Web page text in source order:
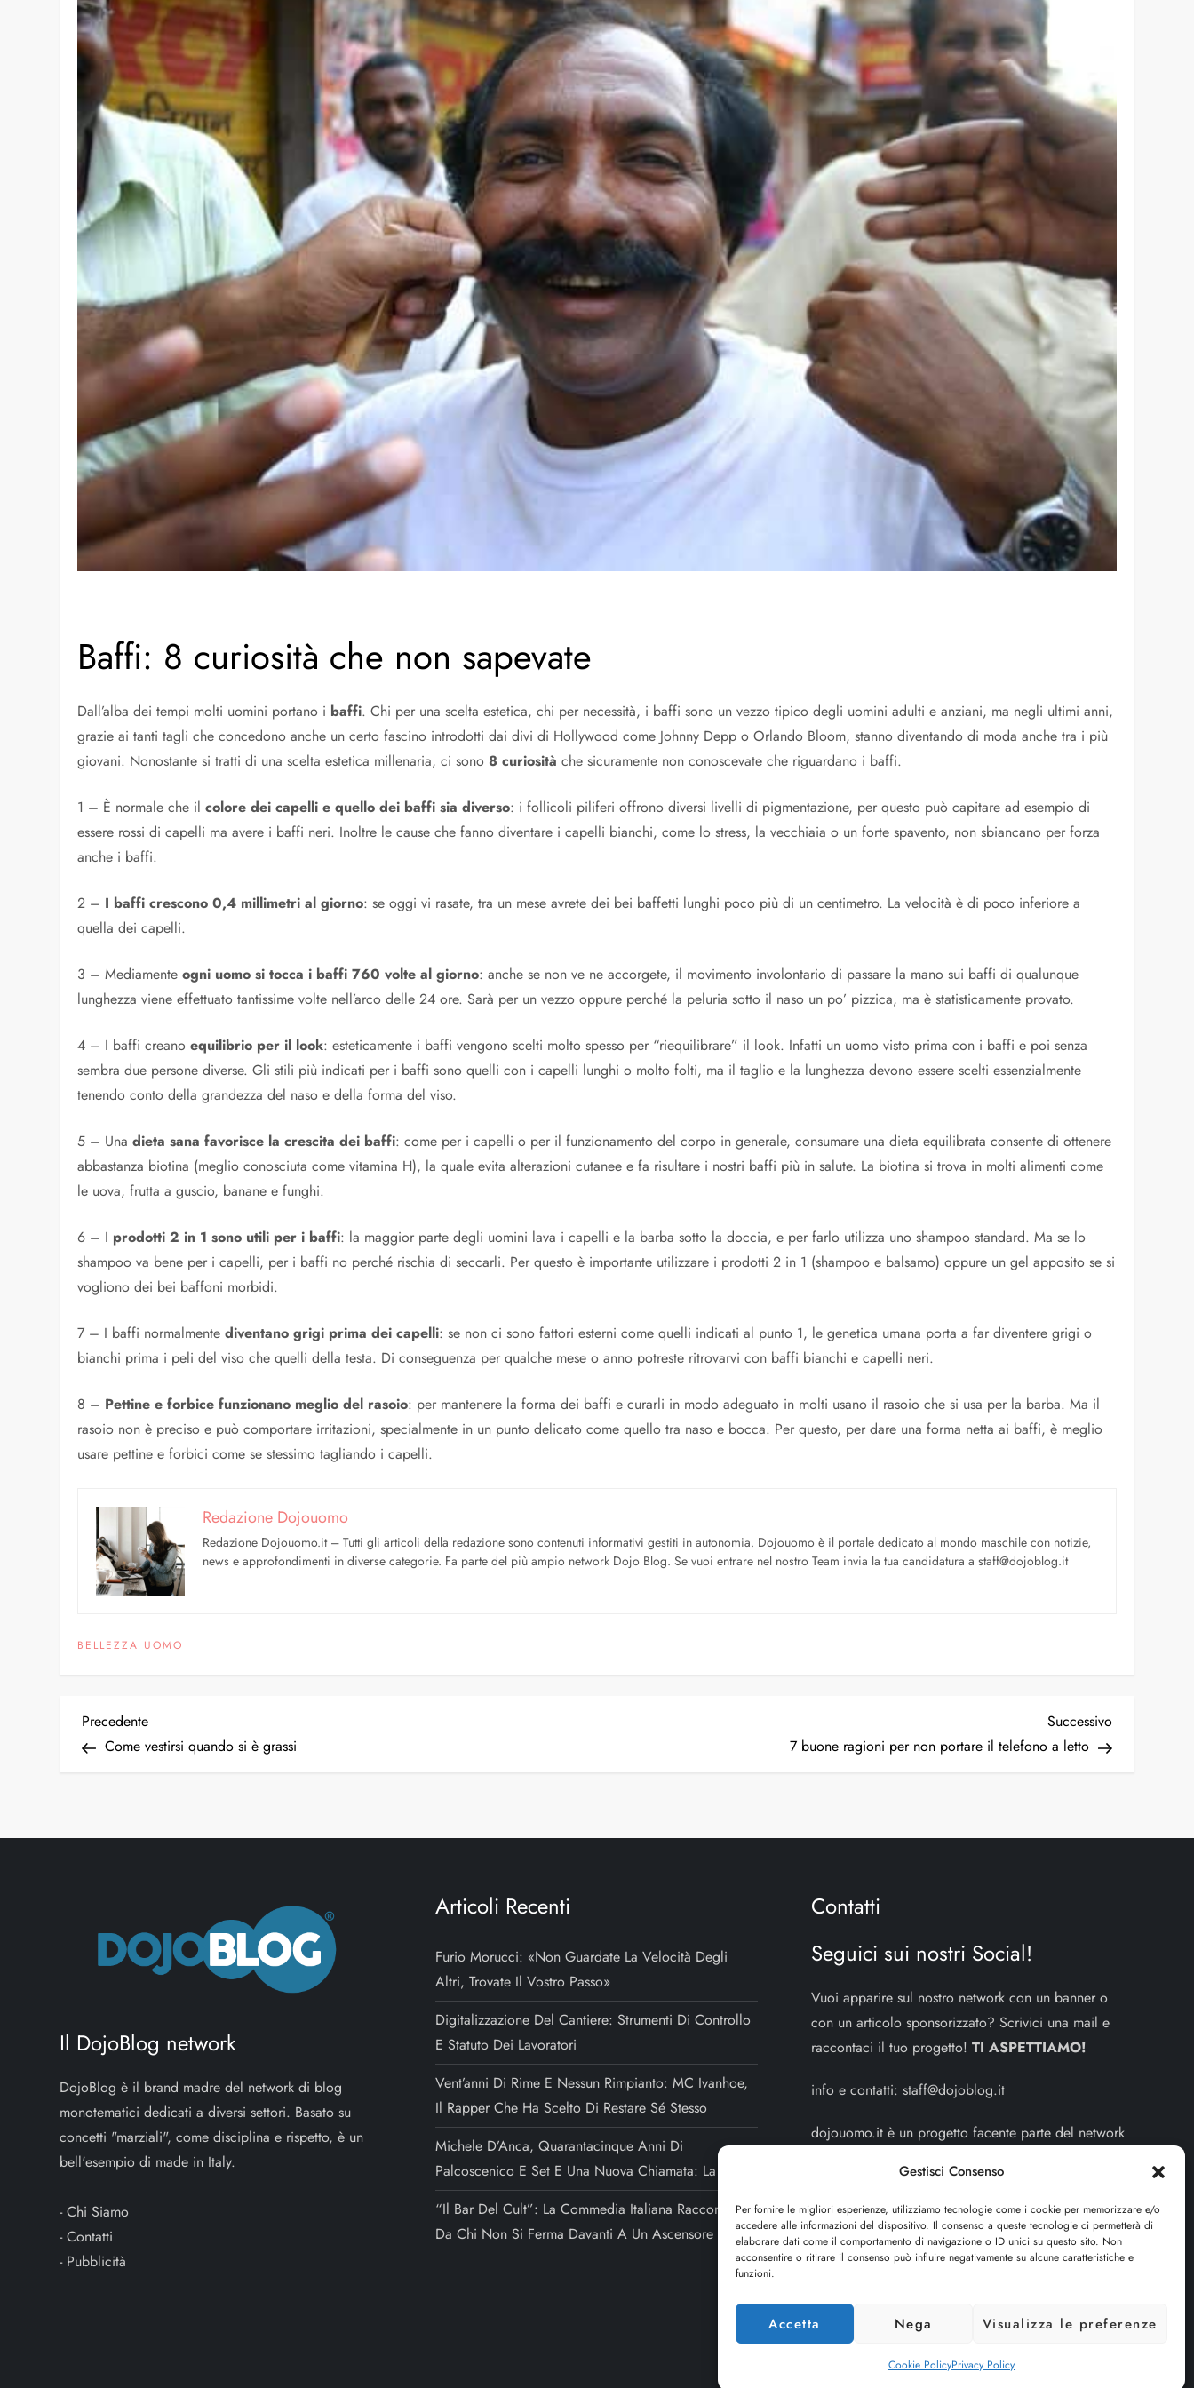
Gestisci Consenso
Per fornire le migliori esperienze, utilizziamo tecnologie come i cookie per memorizzare e/o
accedere alle informazioni del dispositivo. Il consenso a queste tecnologie ci permetterà di
elaborare dati come il comportamento di navigazione o ID unici su questo sito. Non
acconsentire o ritirare il consenso può influire negativamente su alcune caratteristiche e
funzioni.
Accetta Nega Visualizza le preferenze
Cookie PolicyPrivacy Policy
Baffi: 8 curiosità che non sapevate
Dall’alba dei tempi molti uomini portano i baffi. Chi per una scelta estetica, chi per necessità, i baffi sono un vezzo tipico degli uomini adulti e anziani, ma negli ultimi anni,
grazie ai tanti tagli che concedono anche un certo fascino introdotti dai divi di Hollywood come Johnny Depp o Orlando Bloom, stanno diventando di moda anche tra i più
giovani. Nonostante si tratti di una scelta estetica millenaria, ci sono 8 curiosità che sicuramente non conoscevate che riguardano i baffi.
1 – È normale che ilcolore dei capelli e quello dei baffi sia diverso: i follicoli piliferi offrono diversi livelli di pigmentazione, per questo può capitare ad esempio di
essere rossi di capelli ma avere i baffi neri. Inoltre le cause che fanno diventare i capelli bianchi, come lo stress, la vecchiaia o un forte spavento, non sbiancano per forza
anche i baffi.
2 – I baffi crescono 0,4 millimetri al giorno: se oggi vi rasate, tra un mese avrete dei bei baffetti lunghi poco più di un centimetro. La velocità è di poco inferiore a
quella dei capelli.
3 – Mediamenteogni uomo si tocca i baffi 760 volte al giorno: anche se non ve ne accorgete, il movimento involontario di passare la mano sui baffi di qualunque
lunghezza viene effettuato tantissime volte nell’arco delle 24 ore. Sarà per un vezzo oppure perché la peluria sotto il naso un po’ pizzica, ma è statisticamente provato.
4 – I baffi creano equilibrio per il look: esteticamente i baffi vengono scelti molto spesso per “riequilibrare” il look. Infatti un uomo visto prima con i baffi e poi senza
sembra due persone diverse. Gli stili più indicati per i baffi sono quelli con i capelli lunghi o molto folti, ma il taglio e la lunghezza devono essere scelti essenzialmente
tenendo conto della grandezza del naso e della forma del viso.
5 – Unadieta sana favorisce la crescita dei baffi: come per i capelli o per il funzionamento del corpo in generale, consumare una dieta equilibrata consente di ottenere
abbastanza biotina (meglio conosciuta come vitamina H), la quale evita alterazioni cutanee e fa risultare i nostri baffi più in salute. La biotina si trova in molti alimenti come
le uova, frutta a guscio, banane e funghi.
6 – I prodotti 2 in 1 sono utili per i baffi: la maggior parte degli uomini lava i capelli e la barba sotto la doccia, e per farlo utilizza uno shampoo standard. Ma se lo
shampoo va bene per i capelli, per i baffi no perché rischia di seccarli. Per questo è importante utilizzare i prodotti 2 in 1 (shampoo e balsamo) oppure un gel apposito se si
vogliono dei bei baffoni morbidi.
7 – I baffi normalmentediventano grigi prima dei capelli: se non ci sono fattori esterni come quelli indicati al punto 1, le genetica umana porta a far diventere grigi o
bianchi prima i peli del viso che quelli della testa. Di conseguenza per qualche mese o anno potreste ritrovarvi con baffi bianchi e capelli neri.
8 – Pettine e forbice funzionano meglio del rasoio: per mantenere la forma dei baffi e curarli in modo adeguato in molti usano il rasoio che si usa per la barba. Ma il
rasoio non è preciso e può comportare irritazioni, specialmente in un punto delicato come quello tra naso e bocca. Per questo, per dare una forma netta ai baffi, è meglio
usare pettine e forbici come se stessimo tagliando i capelli.
Redazione Dojouomo
Redazione Dojouomo.it – Tutti gli articoli della redazione sono contenuti informativi gestiti in autonomia. Dojouomo è il portale dedicato al mondo maschile con notizie,
news e approfondimenti in diverse categorie. Fa parte del più ampio network Dojo Blog. Se vuoi entrare nel nostro Team invia la tua candidatura a staff@dojoblog.it
BELLEZZA UOMO
Precedente
Come vestirsi quando si è grassi
Successivo
7 buone ragioni per non portare il telefono a letto
Il DojoBlog network
DojoBlog è il brand madre del network di blog
monotematici dedicati a diversi settori. Basato su
concetti "marziali", come disciplina e rispetto, è un
bell'esempio di made in Italy.
-Chi Siamo
-Contatti
- Pubblicità
Articoli Recenti
Furio Morucci: «Non Guardate La Velocità Degli
Altri, Trovate Il Vostro Passo»
Digitalizzazione Del Cantiere: Strumenti Di Controllo
E Statuto Dei Lavoratori
Vent’anni Di Rime E Nessun Rimpianto: MC Ivanhoe,
Il Rapper Che Ha Scelto Di Restare Sé Stesso
Michele D’Anca, Quarantacinque Anni Di
Palcoscenico E Set E Una Nuova Chiamata: La Regia
“Il Bar Del Cult”: La Commedia Italiana Raccontata
Da Chi Non Si Ferma Davanti A Un Ascensore Rotto
Contatti
Seguici sui nostri Social!
Vuoi apparire sul nostro network con un banner o
con un articolo sponsorizzato? Scrivici una mail e
raccontaci il tuo progetto!TI ASPETTIAMO!
info e contatti:staff@dojoblog.it
dojouomo.it è un progetto facente parte del network
sede legale in Via delle Sirene 34 - Roma - P.iva:
IT13402731007
Sitemap-Privacy Policy-Cookie Policy
Cerca